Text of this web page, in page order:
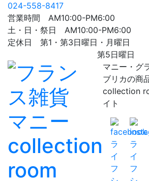
024-558-8417
営業時間 AM10:00-PM6:00
土・日・祭日 AM10:00-PM6:00
定休日 第1・第3日曜日・月曜日
第5日曜日
マニー・グ
ブリカの商
collection
イト